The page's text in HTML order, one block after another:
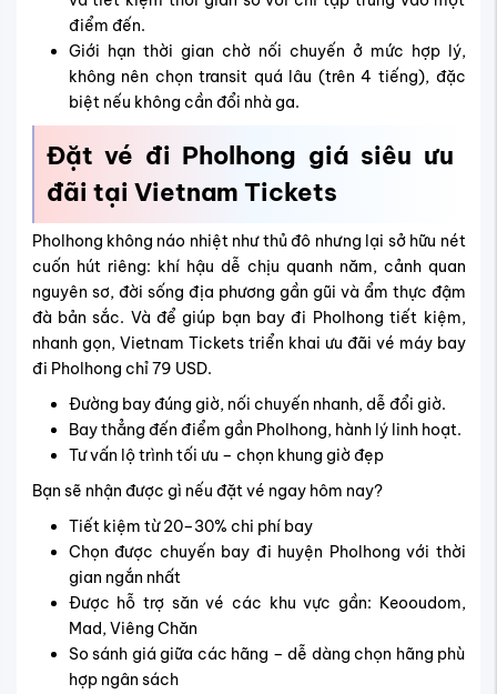
điểm đến.
Giới hạn thời gian chờ nối chuyến ở mức hợp lý,
không nên chọn transit quá lâu (trên 4 tiếng), đặc
biệt nếu không cần đổi nhà ga.
Đặt vé đi Pholhong giá siêu ưu
đãi tại Vietnam Tickets
Pholhong không náo nhiệt như thủ đô nhưng lại sở hữu nét
cuốn hút riêng: khí hậu dễ chịu quanh năm, cảnh quan
nguyên sơ, đời sống địa phương gần gũi và ẩm thực đậm
đà bản sắc. Và để giúp bạn bay đi Pholhong tiết kiệm,
nhanh gọn, Vietnam Tickets triển khai ưu đãi vé máy bay
đi Pholhong chỉ 79 USD.
Đường bay đúng giờ, nối chuyến nhanh, dễ đổi giờ.
Bay thẳng đến điểm gần Pholhong, hành lý linh hoạt.
Tư vấn lộ trình tối ưu – chọn khung giờ đẹp
Bạn sẽ nhận được gì nếu đặt vé ngay hôm nay?
Tiết kiệm từ 20–30% chi phí bay
Chọn được chuyến bay đi huyện Pholhong với thời
gian ngắn nhất
Được hỗ trợ săn vé các khu vực gần: Keooudom,
Mad, Viêng Chăn
So sánh giá giữa các hãng – dễ dàng chọn hãng phù
hợp ngân sách